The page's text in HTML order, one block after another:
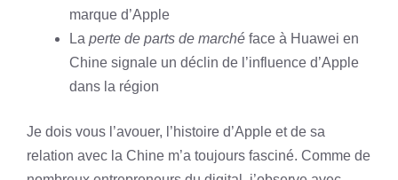
marque d’Apple
La perte de parts de marché face à Huawei en
Chine signale un déclin de l’influence d’Apple
dans la région
Je dois vous l’avouer, l’histoire d’Apple et de sa
relation avec la Chine m’a toujours fasciné. Comme de